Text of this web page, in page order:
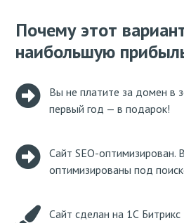
Почему этот
наибольшую
Вы не платите за домен в
первый год — в подарок!
Сайт SEO-оптимизирован.
оптимизированы под
Сайт сделан на 1С